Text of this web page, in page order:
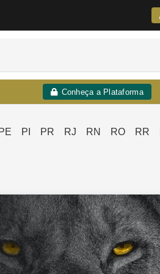
Conheça a Plataforma
PI PR RJ RN RO RR